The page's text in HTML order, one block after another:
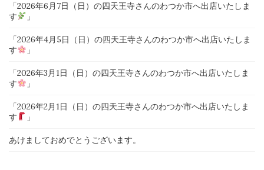
「2026年6月7日（日）の四天王寺さんのわつか市へ出店いたしま
す
」
「2026年4月5日（日）の四天王寺さんのわつか市へ出店いたしま
す
」
「2026年3月1日（日）の四天王寺さんのわつか市へ出店いたしま
す
」
「2026年2月1日（日）の四天王寺さんのわつか市へ出店いたしま
す
」
あけましておめでとうございます。